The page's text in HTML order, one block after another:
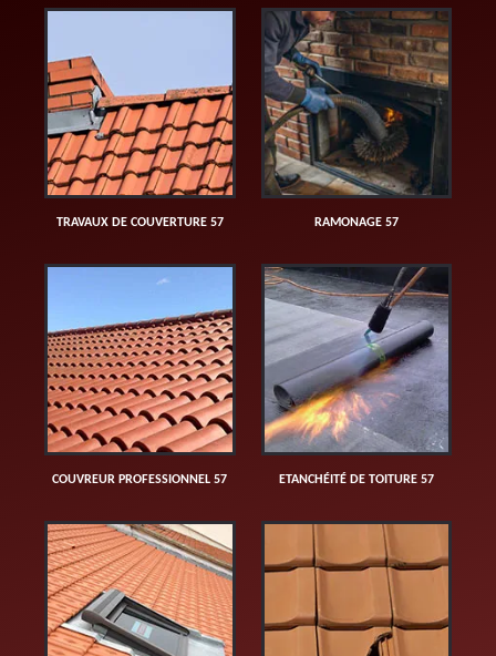
TRAVAUX DE COUVERTURE 57 RAMONAGE 57
COUVREUR PROFESSIONNEL 57 ETANCHÉITÉ DE TOITURE 57